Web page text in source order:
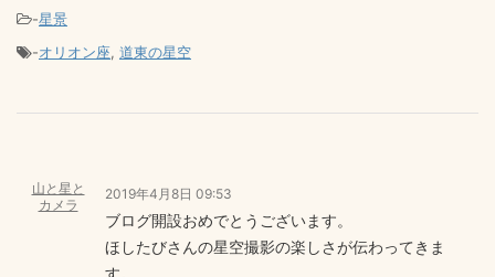
-星景
-オリオン座, 道東の星空
山と星と
カメラ
2019年4月8日 09:53
ブログ開設おめでとうございます。
ほしたびさんの星空撮影の楽しさが伝わってきま
す。